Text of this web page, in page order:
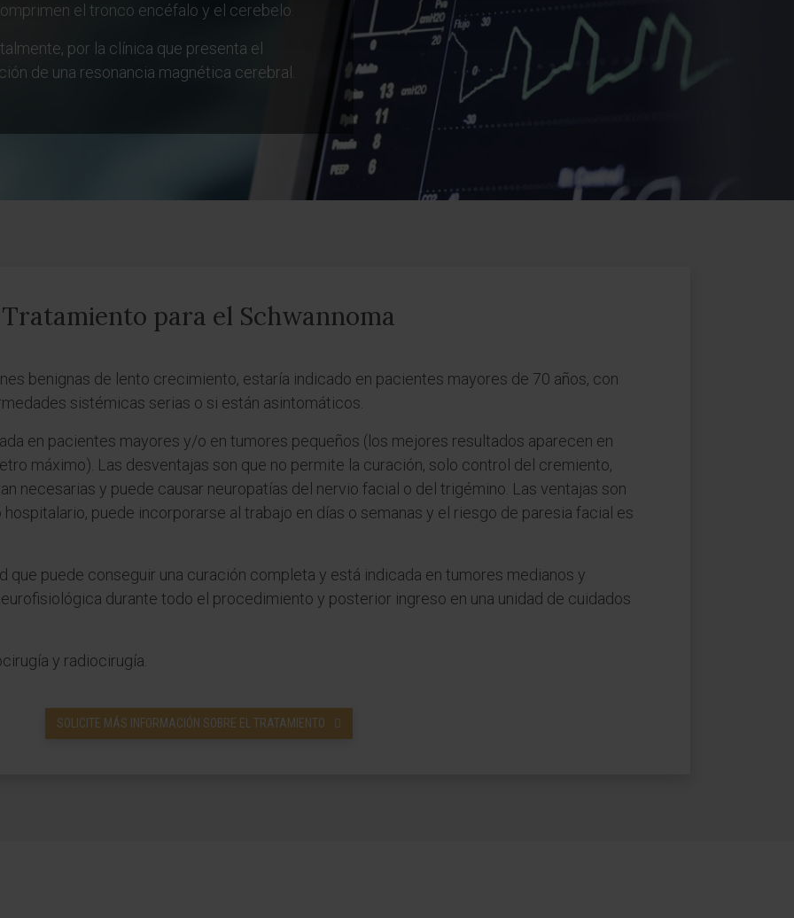
el tronco encéfalo y el cerebelo.
por la clínica que presenta el
de una resonancia magnética cerebral.
Tratamiento para el Schwannoma
benignas de lento crecimiento, estaría indicado en pacientes mayores de 70 años, con
sistémicas serias o si están asintomáticos.
en pacientes mayores y/o en tumores pequeños (los mejores resultados aparecen en
máximo). Las desventajas son que no permite la curación, solo control del cremiento,
necesarias y puede causar neuropatías del nervio facial o del trigémino. Las ventajas son
puede incorporarse al trabajo en días o semanas y el riesgo de paresia facial es
que puede conseguir una curación completa y está indicada en tumores medianos y
durante todo el procedimiento y posterior ingreso en una unidad de cuidados
y radiocirugía.
SOLICITE MÁS INFORMACIÓN SOBRE EL TRATAMIENTO